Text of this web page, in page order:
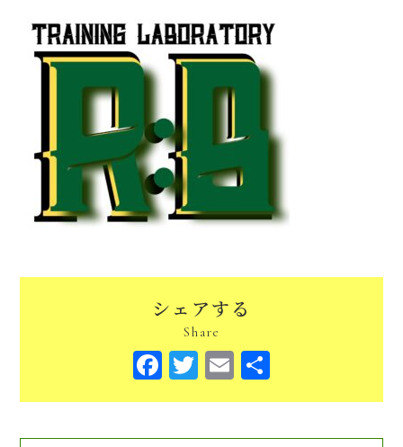
シェアする
Share
Facebook
TwitterEmail
有